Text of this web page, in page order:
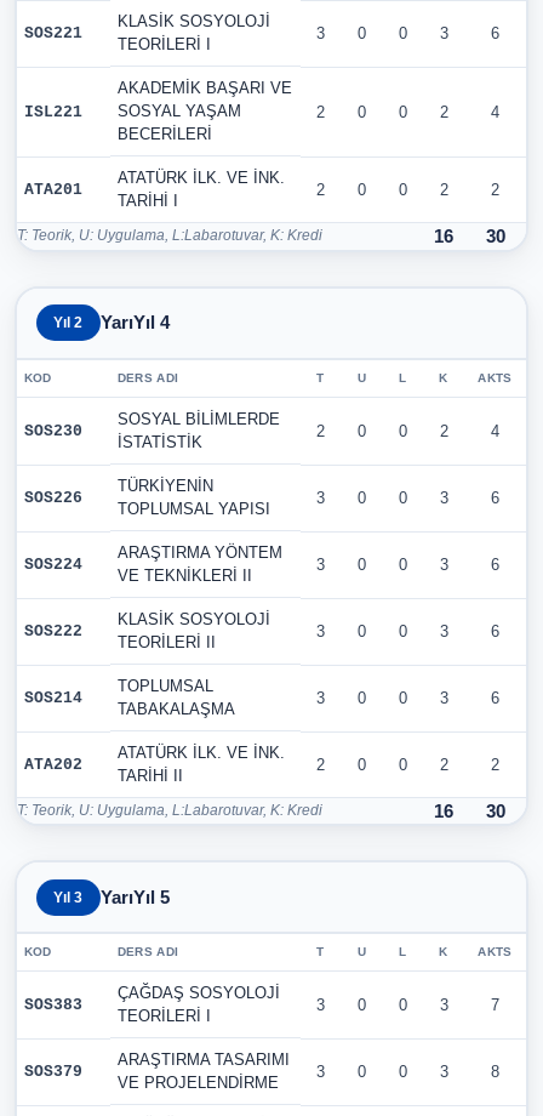
SOS221
KLASİK SOSYOLOJİ
TEORİLERİ I
3 0 0 3 6
ISL221
AKADEMİK BAŞARI VE
SOSYAL YAŞAM
BECERİLERİ
2 0 0 2 4
ATA201
ATATÜRK İLK. VE İNK.
TARİHİ I
2 0 0 2 2
T: Teorik, U: Uygulama, L:Labarotuvar, K: Kredi 16 30
Yıl 2 YarıYıl 4
KOD DERS ADI T U L K AKTS
SOS230
SOSYAL BİLİMLERDE
İSTATİSTİK
2 0 0 2 4
SOS226
TÜRKİYENİN
TOPLUMSAL YAPISI
3 0 0 3 6
SOS224
ARAŞTIRMA YÖNTEM
VE TEKNİKLERİ II
3 0 0 3 6
SOS222
KLASİK SOSYOLOJİ
TEORİLERİ II
3 0 0 3 6
SOS214
TOPLUMSAL
TABAKALAŞMA
3 0 0 3 6
ATA202
ATATÜRK İLK. VE İNK.
TARİHİ II
2 0 0 2 2
T: Teorik, U: Uygulama, L:Labarotuvar, K: Kredi 16 30
Yıl 3 YarıYıl 5
KOD DERS ADI T U L K AKTS
SOS383
ÇAĞDAŞ SOSYOLOJİ
TEORİLERİ I
3 0 0 3 7
SOS379
ARAŞTIRMA TASARIMI
VE PROJELENDİRME
3 0 0 3 8